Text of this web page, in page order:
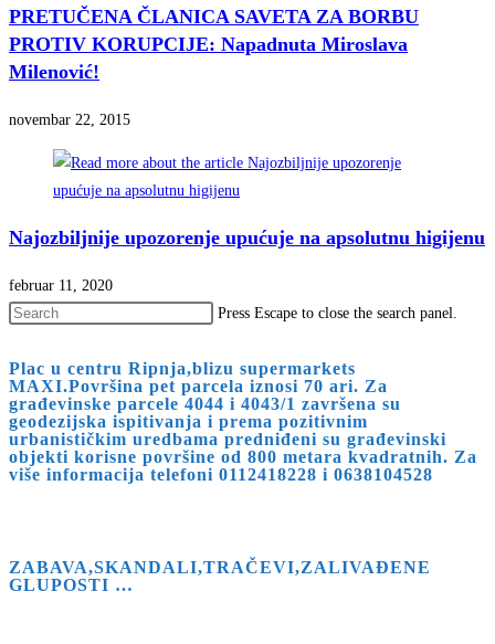
PRETUČENA ČLANICA SAVETA ZA BORBU
PROTIV KORUPCIJE: Napadnuta Miroslava
Milenović!
novembar 22, 2015
Najozbiljnije upozorenje upućuje na apsolutnu higijenu
februar 11, 2020
Press Escape to close the search panel.
Plac u centru Ripnja,blizu supermarkets
MAXI.Površina pet parcela iznosi 70 ari. Za
građevinske parcele 4044 i 4043/1 završena su
geodezijska ispitivanja i prema pozitivnim
urbanističkim uredbama predniđeni su građevinski
objekti korisne površine od 800 metara kvadratnih. Za
više informacija telefoni 0112418228 i 0638104528
ZABAVA,SKANDALI,TRAČEVI,ZALIVAĐENE
GLUPOSTI …